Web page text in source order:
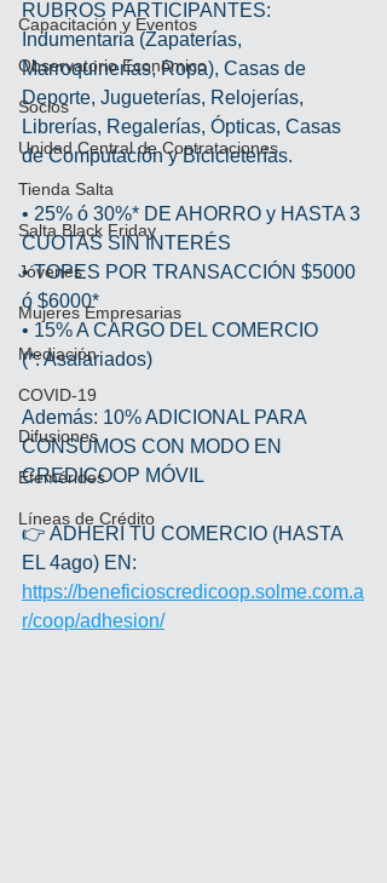
Capacitación y Eventos
Observatorio Económico
Socios
Unidad Central de Contrataciones
Tienda Salta
Salta Black Friday
Jóvenes
Mujeres Empresarias
Mediación
COVID-19
Difusiones
Efemérides
Líneas de Crédito
RUBROS PARTICIPANTES:
Indumentaria (Zapaterías,
Marroquinerías, Ropa), Casas de
Deporte, Jugueterías, Relojerías,
Librerías, Regalerías, Ópticas, Casas
de Computación y Bicicleterías.
• 25% ó 30%* DE AHORRO y HASTA 3
CUOTAS SIN INTERÉS
• TOPES POR TRANSACCIÓN $5000
ó $6000*
• 15% A CARGO DEL COMERCIO
(*: Asalariados)
Además: 10% ADICIONAL PARA
CONSUMOS CON MODO EN
CREDICOOP MÓVIL
👉 ADHERÍ TU COMERCIO (HASTA
EL 4ago) EN:
https://beneficioscredicoop.solme.com.a
r/coop/adhesion/